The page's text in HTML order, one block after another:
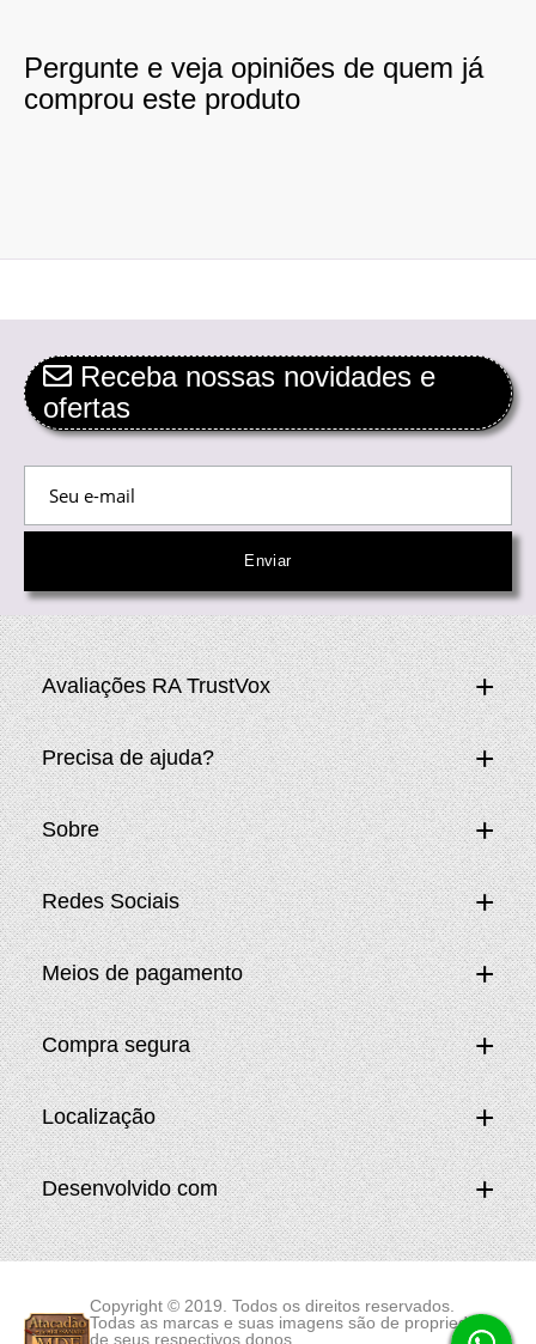
Pergunte e veja opiniões de quem já
comprou este produto
Receba nossas novidades e
ofertas
Avaliações RA TrustVox
Precisa de ajuda?
Sobre
Redes Sociais
Meios de pagamento
Compra segura
Localização
Desenvolvido com
Copyright © 2019. Todos os direitos reservados.
Todas as marcas e suas imagens são de propriedade
de seus respectivos donos.